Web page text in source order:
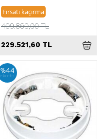
Fırsatı kaçırma
409.860,00 TL
229.521,60 TL
%44
iskonto